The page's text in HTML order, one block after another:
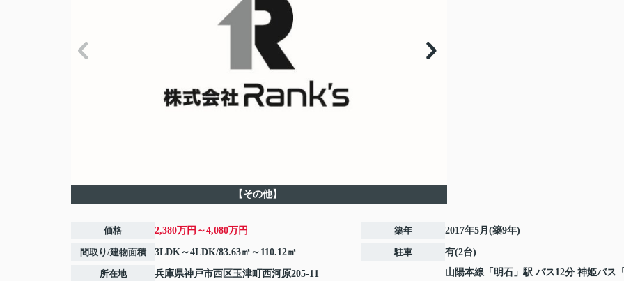
【その他】
価格 2,380万円～4,080万円
間取り/建物面積 3LDK～4LDK/83.63㎡～110.12㎡
所在地 兵庫県神戸市西区玉津町西河原205-11
築年 2017年5月(築9年)
駐車 有(2台)
山陽本線 「 明石 」駅 バス12分 神姫バス